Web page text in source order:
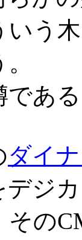
いう
であ
ダイ
デジ
その